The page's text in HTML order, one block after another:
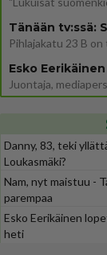
Danny, 83, teki
Loukasmäki?
Nam, nyt maistuu -
parempaa
Esko Eerikäinen
heti